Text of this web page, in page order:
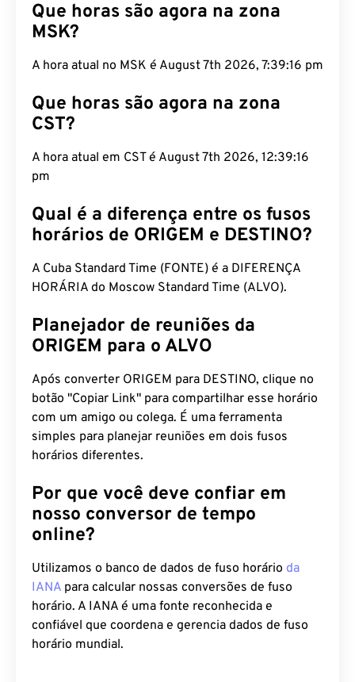
Que horas são agora na zona
MSK?
A hora atual no MSK é August 7th 2026, 7:39:17 pm
Que horas são agora na zona
CST?
A hora atual em CST é August 7th 2026, 12:39:17
pm
Qual é a diferença entre os fusos
horários de ORIGEM e DESTINO?
A Cuba Standard Time (FONTE) é a DIFERENÇA
HORÁRIA do Moscow Standard Time (ALVO).
Planejador de reuniões da
ORIGEM para o ALVO
Após converter ORIGEM para DESTINO, clique no
botão "Copiar Link" para compartilhar esse horário
com um amigo ou colega. É uma ferramenta
simples para planejar reuniões em dois fusos
horários diferentes.
Por que você deve confiar em
nosso conversor de tempo
online?
Utilizamos o banco de dados de fuso horário da
IANA para calcular nossas conversões de fuso
horário. A IANA é uma fonte reconhecida e
confiável que coordena e gerencia dados de fuso
horário mundial.